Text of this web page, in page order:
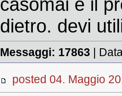
dietro. devi
Messaggi: 17863 |
posted 04.